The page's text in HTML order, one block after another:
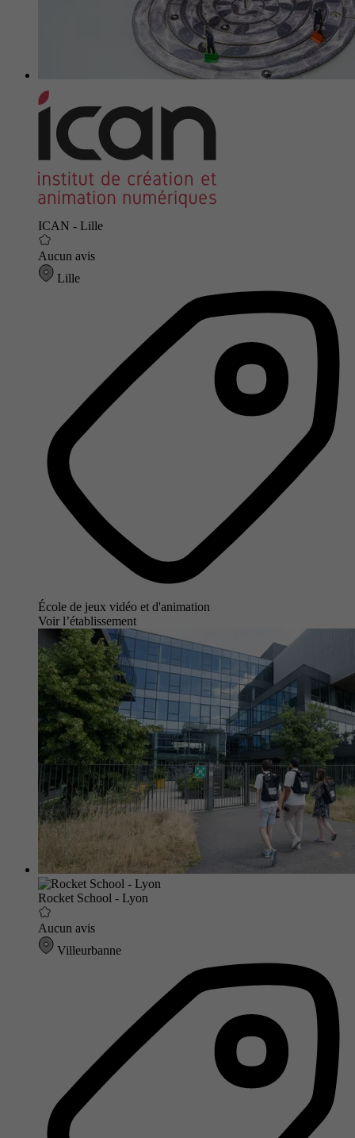
ICAN - Lille
Aucun avis
Lille
École de jeux vidéo et d'animation
Voir l’établissement
Rocket School - Lyon
Aucun avis
Villeurbanne